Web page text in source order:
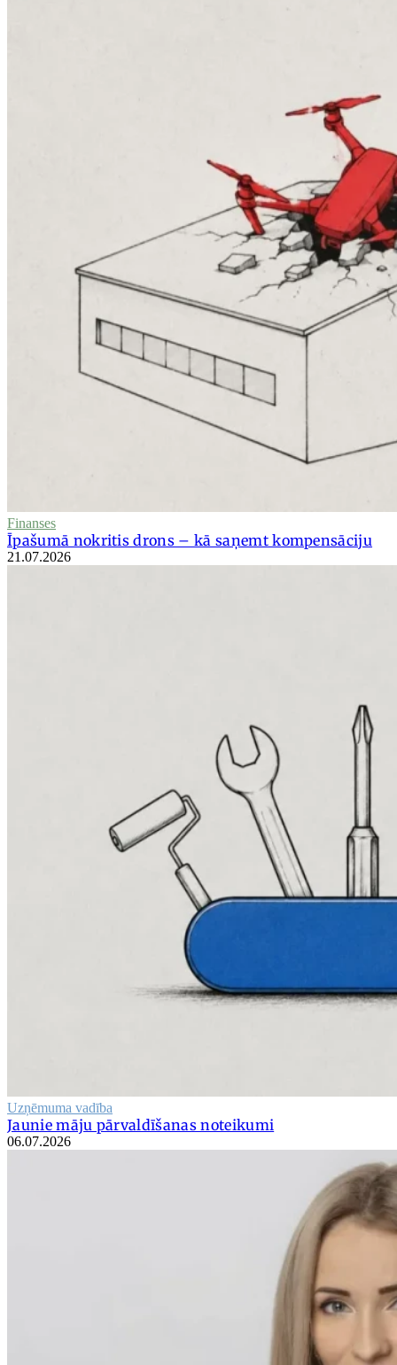
Finanses
Īpašumā nokritis drons – kā saņemt kompensāciju
21.07.2026
Uzņēmuma vadība
Jaunie māju pārvaldīšanas noteikumi
06.07.2026